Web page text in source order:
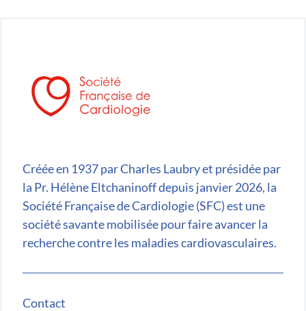
Créée en 1937 par Charles Laubry et présidée par
la Pr. Hélène Eltchaninoff depuis janvier 2026, la
Société Française de Cardiologie (SFC) est une
société savante mobilisée pour faire avancer la
recherche contre les maladies cardiovasculaires.
Contact